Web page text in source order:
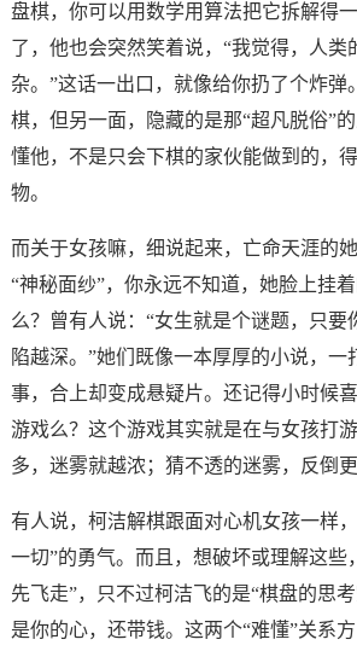
盘棋，你可以用数学用算法把它拆解得
了，他也会突然笑着说，“我觉得，人类
杂。”这话一出口，就像给你扔了个炸弹
棋，但另一面，隐藏的是那“超凡脱俗”
懂他，不是只会下棋的家伙能做到的，
物。
而关于女孩嘛，细说起来，亡命天涯的
“神秘面纱”，你永远不知道，她脸上挂
么？曾有人说：“女生就是个谜题，只要
陷越深。”她们既像一本厚厚的小说，一
事，合上却变成悬疑片。还记得小时候
游戏么？这个游戏其实就是在与女孩
多，迷雾就越浓；猜不透的迷雾，反倒更
有人说，柯洁解棋跟面对心机女孩一样
一切”的勇气。而且，想破坏或理解这些
先飞走”，只不过柯洁飞的是“棋盘的思考
是你的心，还带钱。这两个“难懂”关系